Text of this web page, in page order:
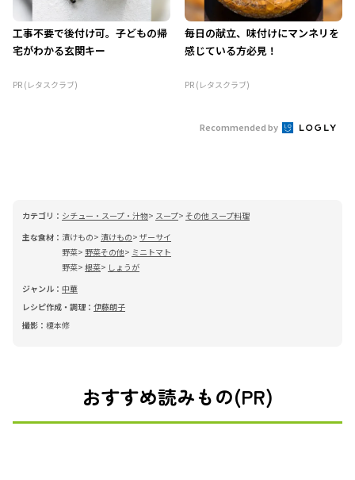
工事不要で後付け可。子どもの帰
宅がわかる玄関キー
PR (レタスクラブ)
毎日の献立、味付けにマンネリを
感じている方必見！
PR (レタスクラブ)
Recommended by
カテゴリ： シチュー・スープ・汁物 スープ その他 スープ料理
主な食材： 漬けもの 漬けもの
ザーサイ
野菜
野菜その他
ミニトマト
野菜 根菜
しょうが
ジャンル： 中華
レシピ作成・調理： 伊藤朗子
撮影： 榎本修
おすすめ読みもの(PR)